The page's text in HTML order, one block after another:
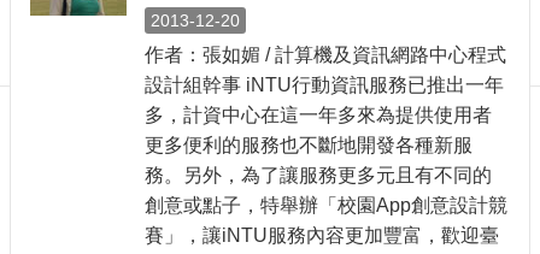
2013-12-20
作者：張如媚 / 計算機及資訊網路中心程式
設計組幹事 iNTU行動資訊服務已推出一年
多，計資中心在這一年多來為提供使用者
更多便利的服務也不斷地開發各種新服
務。另外，為了讓服務更多元且有不同的
創意或點子，特舉辦「校園App創意設計競
賽」，讓iNTU服務內容更加豐富，歡迎臺